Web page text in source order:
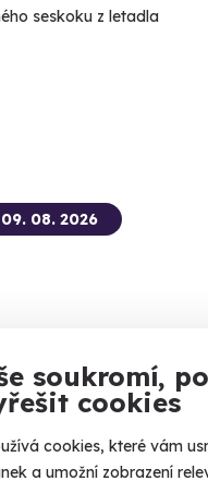
soukromí,
cookies
cookies, které vám
a umožní zobrazení
seskoku z letadla
08. 2026
Mustang GT 5.0